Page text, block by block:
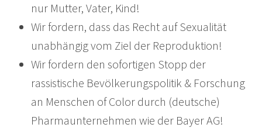
nur Mutter, Vater, Kind!
Wir fordern, dass das Recht auf Sexualität
unabhängig vom Ziel der Reproduktion!
Wir fordern den sofortigen Stopp der
rassistische Bevölkerungspolitik & Forschung
an Menschen of Color durch (deutsche)
Pharmaunternehmen wie der Bayer AG!